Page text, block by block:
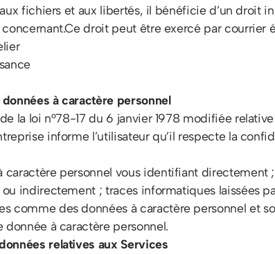
fichiers et aux libertés, il bénéficie d’un droit
concernant.Ce droit peut être exercé par
à caractère personnel
la loi n°78-17 du 6 janvier 1978 modifiée
informe l’utilisateur qu’il respecte la
caractère personnel vous identifiant
indirectement ; traces informatiques laissées
comme des données à caractère personnel et
à caractère personnel.
relatives aux Services